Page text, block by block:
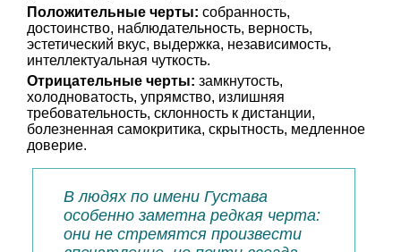
Положительные черты: собранность,
достоинство, наблюдательность, верность,
эстетический вкус, выдержка, независимость,
интеллектуальная чуткость.
Отрицательные черты: замкнутость,
холодноватость, упрямство, излишняя
требовательность, склонность к дистанции,
болезненная самокритика, скрытность, медленное
доверие.
В людях по имени Густава
особенно заметна редкая черта:
они не стремятся произвести